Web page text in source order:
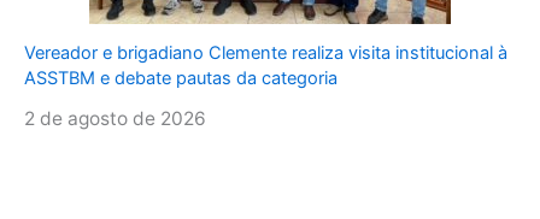
Vereador e brigadiano Clemente realiza visita institucional à
ASSTBM e debate pautas da categoria
2 de agosto de 2026